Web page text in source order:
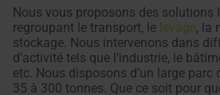
Nous vous proposons des solutions
regroupant le transport, le levage, la
stockage. Nous intervenons dans
d’activité tels que l’industrie, le
etc. Nous disposons d’un large parc
35 à 300 tonnes. Que ce soit pour